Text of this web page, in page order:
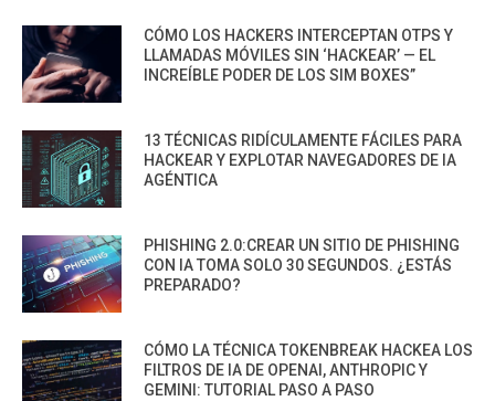
CÓMO LOS HACKERS INTERCEPTAN OTPS Y
LLAMADAS MÓVILES SIN ‘HACKEAR’ — EL
INCREÍBLE PODER DE LOS SIM BOXES”
13 TÉCNICAS RIDÍCULAMENTE FÁCILES PARA
HACKEAR Y EXPLOTAR NAVEGADORES DE IA
AGÉNTICA
PHISHING 2.0:CREAR UN SITIO DE PHISHING
CON IA TOMA SOLO 30 SEGUNDOS. ¿ESTÁS
PREPARADO?
CÓMO LA TÉCNICA TOKENBREAK HACKEA LOS
FILTROS DE IA DE OPENAI, ANTHROPIC Y
GEMINI: TUTORIAL PASO A PASO